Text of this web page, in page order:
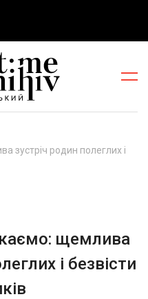
зустріч родин полеглих і
щемлива
і безвісти